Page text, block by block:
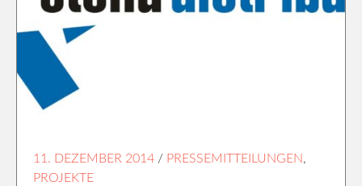
11. DEZEMBER 2014 / PRESSEMITTEILUNGEN,
PROJEKTE